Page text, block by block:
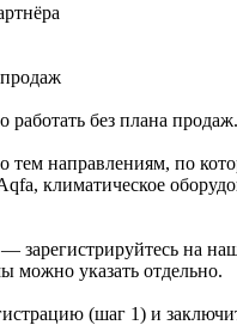
без плана
тем направлениям, по
климатическое
— зарегистрируйтесь на
можно указать отдельно.
(шаг 1) и